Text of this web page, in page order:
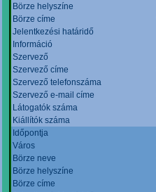
Börze helyszíne
Börze címe
Jelentkezési határidő
Információ
Szervező
Szervező címe
Szervező telefonszáma
Szervező e-mail címe
Látogatók száma
Kiállítók száma
Időpontja
Város
Börze neve
Börze helyszíne
Börze címe